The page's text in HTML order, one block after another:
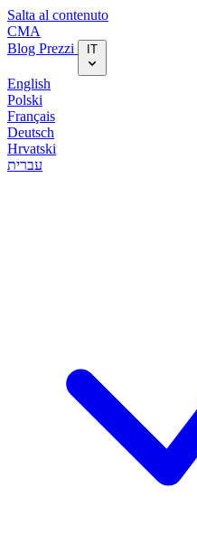
Salta al contenuto
CMA
Blog‎ Prezzi IT
English
Polski
Français
Deutsch
Hrvatski
עברית